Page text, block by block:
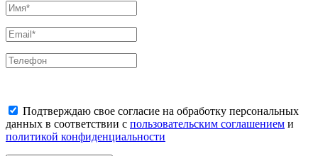
Подтверждаю свое согласие на обработку персональных
данных в соответствии с пользовательским соглашением и
политикой конфиденциальности